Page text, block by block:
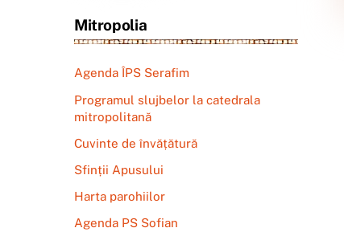
Mitropolia
Agenda ÎPS Serafim
Programul slujbelor la catedrala
mitropolitană
Cuvinte de învățătură
Sfinții Apusului
Harta parohiilor
Agenda PS Sofian